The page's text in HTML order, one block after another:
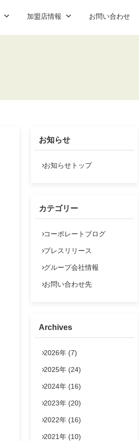
株主還元
IR基礎情報
株式データ
法定公告
お問い合わせ
加盟店情報 お問い合わせ
お知らせ
お知らせトップ
カテゴリー
コーポレートブログ
プレスリリース
グループ会社情報
お問い合わせ先
Archives
2026年 (7)
2025年 (24)
2024年 (16)
2023年 (20)
2022年 (16)
2021年 (10)